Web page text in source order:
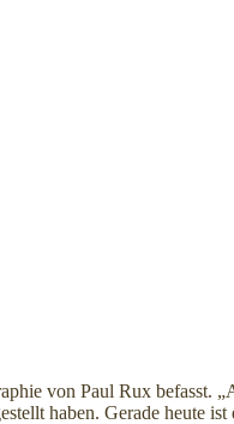
von Paul Rux befasst.
haben. Gerade heute